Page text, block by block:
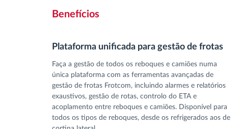
Benefícios
Plataforma unificada para gestão de frotas
Faça a gestão de todos os reboques e camiões numa
única plataforma com as ferramentas avançadas de
gestão de frotas Frotcom, incluindo alarmes e relatórios
exaustivos, gestão de rotas, controlo do ETA e
acoplamento entre reboques e camiões. Disponível para
todos os tipos de reboques, desde os refrigerados aos de